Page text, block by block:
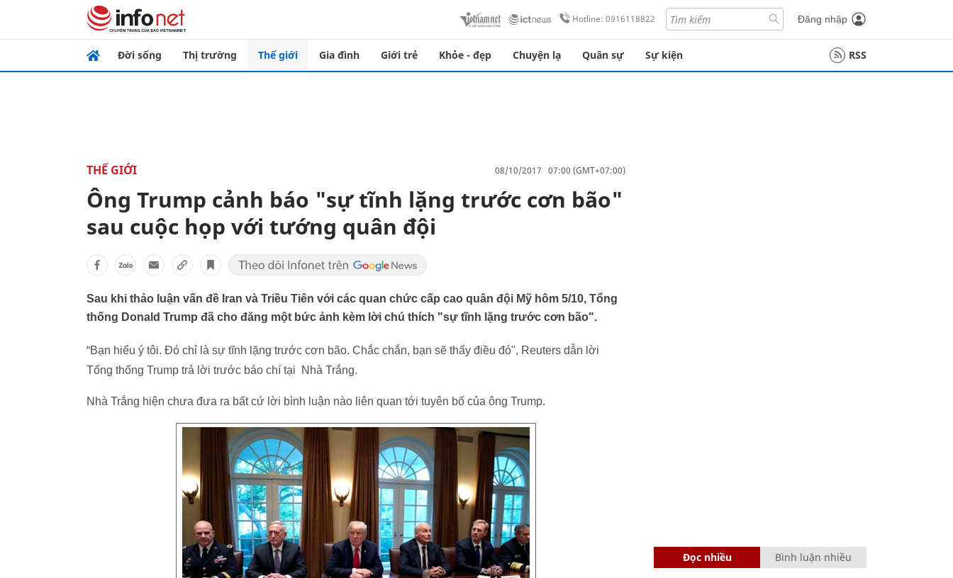
Hotline: 0916118822 Đăng nhập
Đời sống Thị trường Thế giới Gia đình Giới trẻ Khỏe - đẹp Chuyện lạ Quân sự Sự kiện RSS
THẾ GIỚI 08/10/2017 07:00 (GMT+07:00)
Ông Trump cảnh báo "sự tĩnh lặng trước cơn bão"
sau cuộc họp với tướng quân đội
Sau khi thảo luận vấn đề Iran và Triều Tiên với các quan chức cấp cao quân đội Mỹ hôm 5/10, Tổng
thống Donald Trump đã cho đăng một bức ảnh kèm lời chú thích "sự tĩnh lặng trước cơn bão".
“Bạn hiểu ý tôi. Đó chỉ là sự tĩnh lặng trước cơn bão. Chắc chắn, bạn sẽ thấy điều đó", Reuters dẫn lời
Tổng thống Trump trả lời trước báo chí tại Nhà Trắng.
Nhà Trắng hiện chưa đưa ra bất cứ lời bình luận nào liên quan tới tuyên bố của ông Trump.
Đọc nhiều Bình luận nhiều